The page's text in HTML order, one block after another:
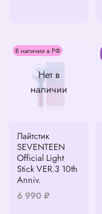
Нет в
наличии
В наличии в РФ
Лайтстик
SEVENTEEN
Official Light
Stick VER.3 10th
Anniv.
6 990 ₽